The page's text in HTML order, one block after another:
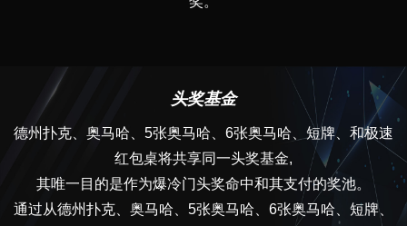
头奖基金
德州扑克、奥马哈、5张奥马哈、6张奥马哈、短牌、和极速
红包桌将共享同一头奖基金,
其唯一目的是作为爆冷门头奖命中和其支付的奖池。
通过从德州扑克、奥马哈、5张奥马哈、6张奥马哈、短牌、